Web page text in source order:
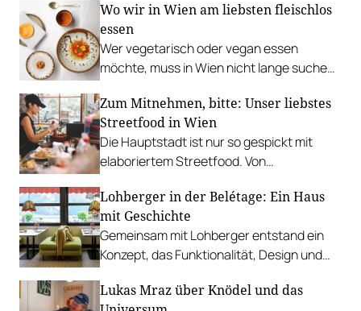
Palme, „Fridays for Furmint“ u. v. m.
Wo wir in Wien am liebsten fleischlos
essen
Wer vegetarisch oder vegan essen
möchte, muss in Wien nicht lange suchen.
besonders.
Zum Mitnehmen, bitte: Unser liebstes
Streetfood in Wien
Die Hauptstadt ist nur so gespickt mit
elaboriertem Streetfood. Von
Tacos bis hin zu syrischer Marktküche.
Lohberger in der Belétage: Ein Haus
mit Geschichte
Gemeinsam mit Lohberger entstand ein
Konzept, das Funktionalität, Design und
Lukas Mraz über Knödel und das